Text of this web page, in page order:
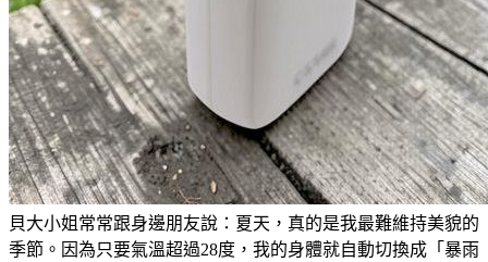
貝大小姐常常跟身邊朋友說：夏天，真的是我最難維持美貌的
季節。因為只要氣溫超過28度，我的身體就自動切換成「暴雨